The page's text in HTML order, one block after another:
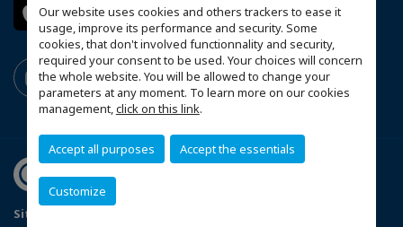
Our website uses cookies and others trackers to ease it
usage, improve its performance and security. Some
cookies, that don't involved functionnality and security,
required your consent to be used. Your choices will concern
the whole website. You will be allowed to change your
parameters at any moment. To learn more on our cookies
management,click on this link.
Accept all purposes Accept the essentials
Customize
Sitemap